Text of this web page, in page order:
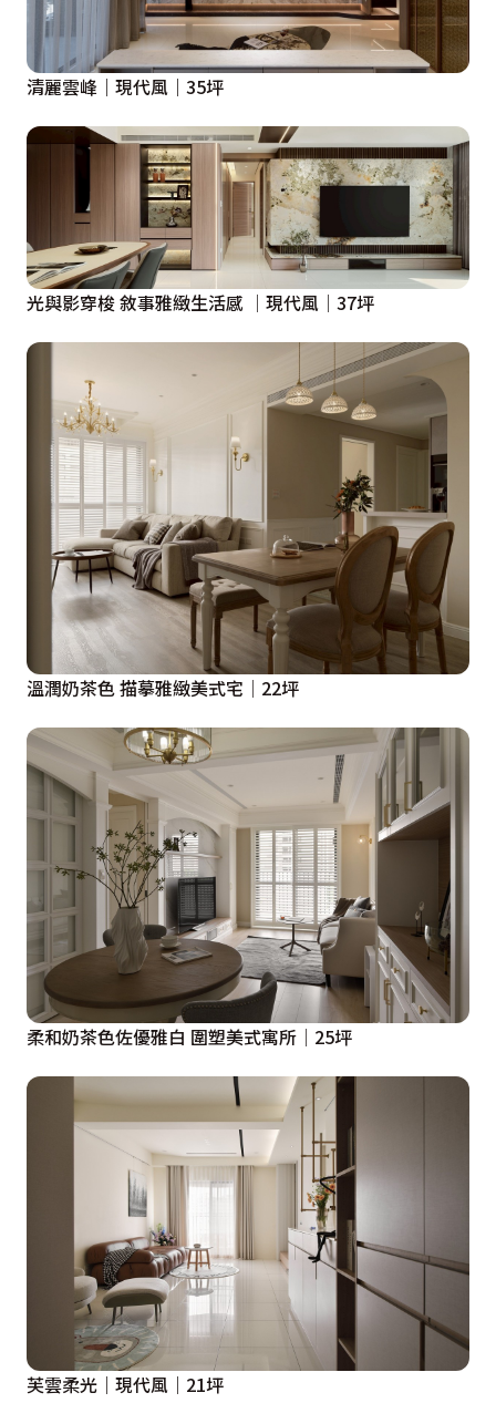
清麗雲峰｜現代風｜35坪
光與影穿梭 敘事雅緻生活感 │現代風│37坪
溫潤奶茶色 描摹雅緻美式宅│22坪
柔和奶茶色佐優雅白 圍塑美式寓所│25坪
芙雲柔光｜現代風｜21坪